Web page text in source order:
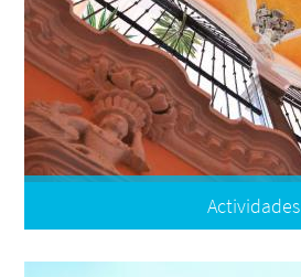
Mensuales
Visitas guiadas
Actividades